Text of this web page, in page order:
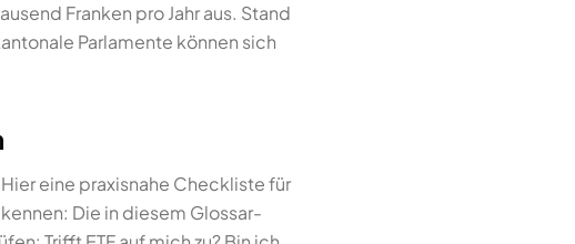
Franken pro Jahr aus. Stand
Parlamente können sich
eine praxisnahe Checkliste für
Die in diesem Glossar-